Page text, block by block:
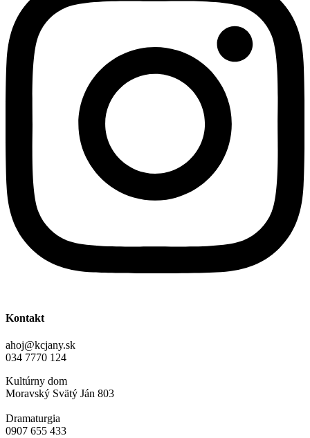
Kontakt
ahoj@kcjany.sk
034 7770 124
Kultúrny dom
Moravský Svätý Ján 803
Dramaturgia
0907 655 433